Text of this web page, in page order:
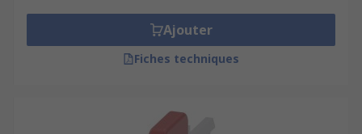
Ajouter
Fiches techniques